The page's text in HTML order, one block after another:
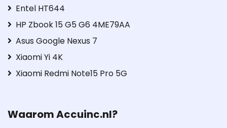
Entel HT644
HP Zbook 15 G5 G6 4ME79AA
Asus Google Nexus 7
Xiaomi Yi 4K
Xiaomi Redmi Note15 Pro 5G
Waarom Accuinc.nl?